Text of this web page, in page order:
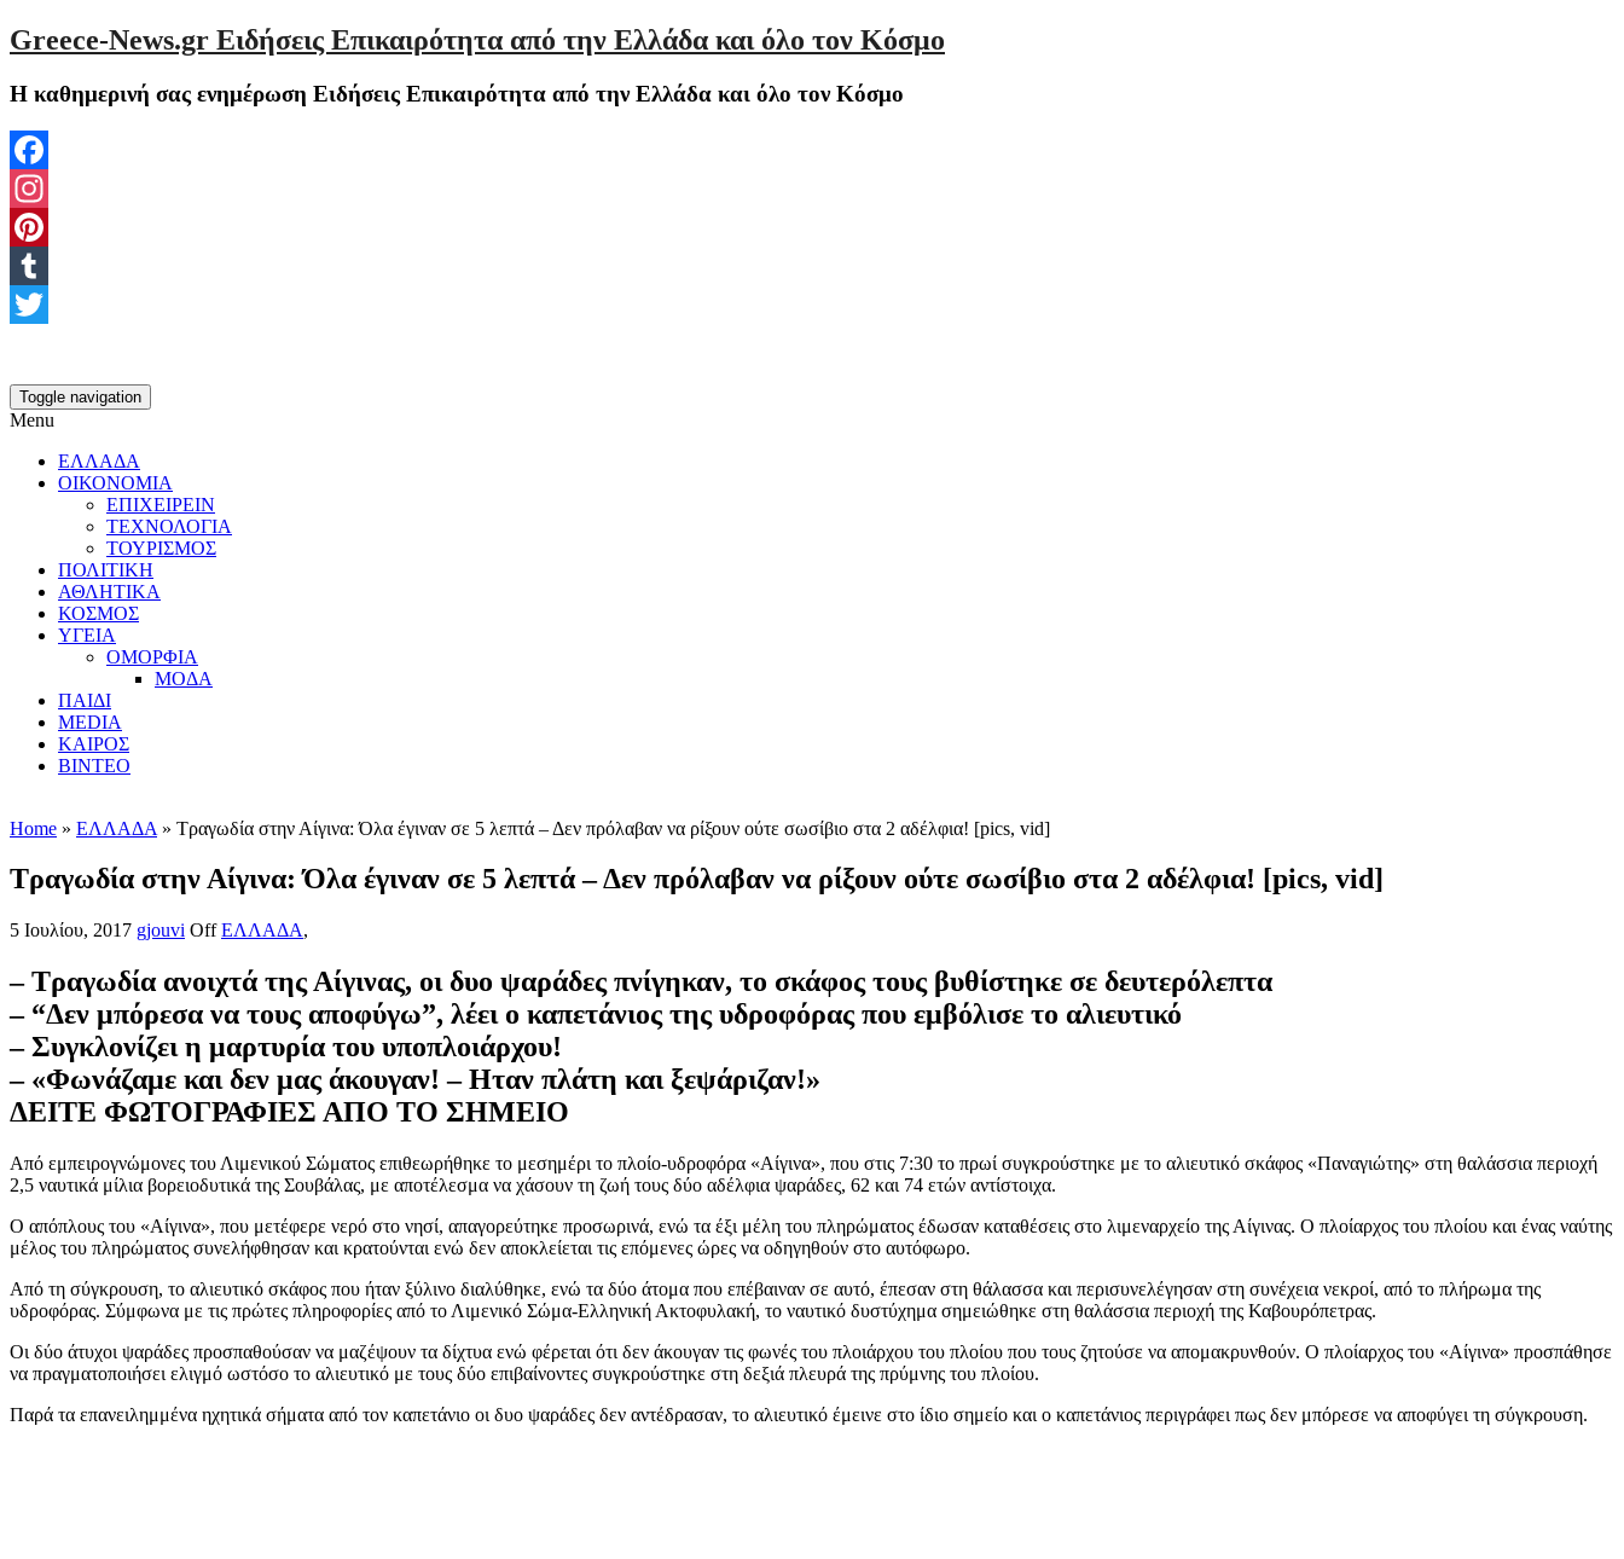
Greece-News.gr Ειδήσεις Επικαιρότητα από την Ελλάδα και όλο τον Κόσμο
Η καθημερινή σας ενημέρωση Ειδήσεις Επικαιρότητα από την Ελλάδα και όλο τον Κόσμο
Facebook
Instagram
Pinterest
Tumblr
Toggle navigation
Menu
ΕΛΛΑΔΑ
ΟΙΚΟΝΟΜΙΑ
ΕΠΙΧΕΙΡΕΙΝ
ΤΕΧΝΟΛΟΓΙΑ
ΤΟΥΡΙΣΜΟΣ
ΠΟΛΙΤΙΚΗ
ΑΘΛΗΤΙΚΑ
ΚΟΣΜΟΣ
ΥΓΕΙΑ
ΟΜΟΡΦΙΑ
ΜΟΔΑ
ΠΑΙΔΙ
MEDIA
ΚΑΙΡΟΣ
ΒΙΝΤΕΟ
Home » ΕΛΛΑΔΑ » Τραγωδία στην Αίγινα: Όλα έγιναν σε 5 λεπτά – Δεν πρόλαβαν να ρίξουν ούτε σωσίβιο στα 2 αδέλφια! [pics, vid]
Τραγωδία στην Αίγινα: Όλα έγιναν σε 5 λεπτά – Δεν πρόλαβαν να ρίξουν ούτε σωσίβιο στα 2 αδέλφια! [pics, vid]
5 Ιουλίου, 2017 gjouvi Off ΕΛΛΑΔΑ,
– Τραγωδία ανοιχτά της Αίγινας, οι δυο ψαράδες πνίγηκαν, το σκάφος τους βυθίστηκε σε δευτερόλεπτα
– “Δεν μπόρεσα να τους αποφύγω”, λέει ο καπετάνιος της υδροφόρας που εμβόλισε το αλιευτικό
– Συγκλονίζει η μαρτυρία του υποπλοιάρχου!
– «Φωνάζαμε και δεν μας άκουγαν! – Ηταν πλάτη και ξεψάριζαν!»
ΔΕΙΤΕ ΦΩΤΟΓΡΑΦΙΕΣ ΑΠΟ ΤΟ ΣΗΜΕΙΟ
Aπό εμπειρογνώμονες του Λιμενικού Σώματος επιθεωρήθηκε το μεσημέρι το πλοίο-υδροφόρα «Αίγινα», που στις 7:30 το πρωί συγκρούστηκε με το αλιευτικό σκάφος «Παναγιώτης» στη θαλάσσια περιοχή
2,5 ναυτικά μίλια βορειοδυτικά της Σουβάλας, με αποτέλεσμα να χάσουν τη ζωή τους δύο αδέλφια ψαράδες, 62 και 74 ετών αντίστοιχα.
Ο απόπλους του «Αίγινα», που μετέφερε νερό στο νησί, απαγορεύτηκε προσωρινά, ενώ τα έξι μέλη του πληρώματος έδωσαν καταθέσεις στο λιμεναρχείο της Αίγινας. Ο πλοίαρχος του πλοίου και ένας ναύτης
μέλος του πληρώματος συνελήφθησαν και κρατούνται ενώ δεν αποκλείεται τις επόμενες ώρες να οδηγηθούν στο αυτόφωρο.
Από τη σύγκρουση, το αλιευτικό σκάφος που ήταν ξύλινο διαλύθηκε, ενώ τα δύο άτομα που επέβαιναν σε αυτό, έπεσαν στη θάλασσα και περισυνελέγησαν στη συνέχεια νεκροί, από το πλήρωμα της
υδροφόρας. Σύμφωνα με τις πρώτες πληροφορίες από το Λιμενικό Σώμα-Ελληνική Ακτοφυλακή, το ναυτικό δυστύχημα σημειώθηκε στη θαλάσσια περιοχή της Καβουρόπετρας.
Οι δύο άτυχοι ψαράδες προσπαθούσαν να μαζέψουν τα δίχτυα ενώ φέρεται ότι δεν άκουγαν τις φωνές του πλοιάρχου του πλοίου που τους ζητούσε να απομακρυνθούν. Ο πλοίαρχος του «Αίγινα» προσπάθησε
να πραγματοποιήσει ελιγμό ωστόσο το αλιευτικό με τους δύο επιβαίνοντες συγκρούστηκε στη δεξιά πλευρά της πρύμνης του πλοίου.
Παρά τα επανειλημμένα ηχητικά σήματα από τον καπετάνιο οι δυο ψαράδες δεν αντέδρασαν, το αλιευτικό έμεινε στο ίδιο σημείο και ο καπετάνιος περιγράφει πως δεν μπόρεσε να αποφύγει τη σύγκρουση.